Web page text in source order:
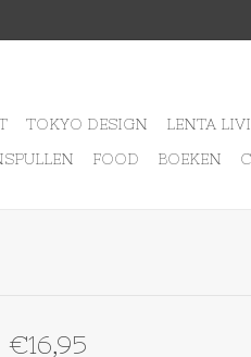
TOKYO DESIGN LENTA
FOOD BOEKEN
€16,95